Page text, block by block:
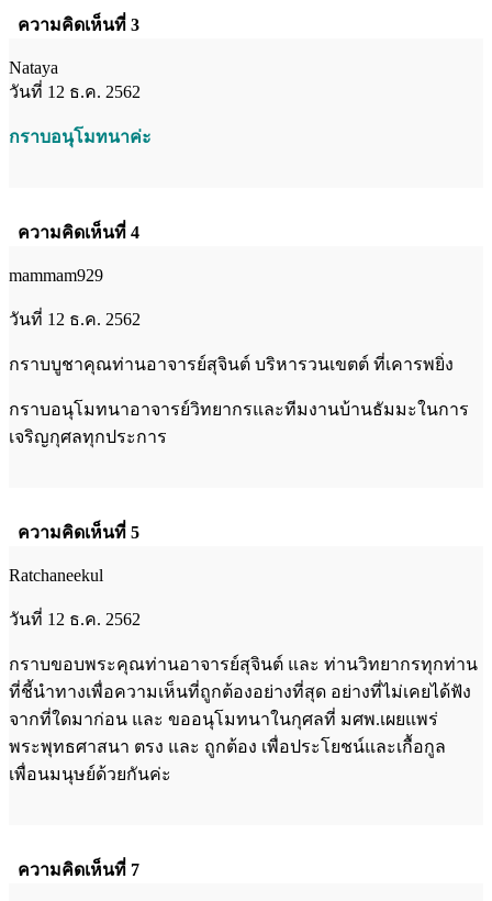
ความคิดเห็นที่ 3
Nataya
วันที่ 12 ธ.ค. 2562
กราบอนุโมทนาค่ะ
ความคิดเห็นที่ 4
mammam929
วันที่ 12 ธ.ค. 2562
กราบบูชาคุณท่านอาจารย์สุจินต์ บริหารวนเขตต์ ที่เคารพยิ่ง
กราบอนุโมทนาอาจารย์วิทยากรและทีมงานบ้านธัมมะในการ
เจริญกุศลทุกประการ
ความคิดเห็นที่ 5
Ratchaneekul
วันที่ 12 ธ.ค. 2562
กราบขอบพระคุณท่านอาจารย์สุจินต์ และ ท่านวิทยากรทุกท่าน
ที่ชี้นำทางเพื่อความเห็นที่ถูกต้องอย่างที่สุด อย่างที่ไม่เคยได้ฟัง
จากที่ใดมาก่อน และ ขออนุโมทนาในกุศลที่ มศพ.เผยแพร่
พระพุทธศาสนา ตรง และ ถูกต้อง เพื่อประโยชน์และเกื้อกูล
เพื่อนมนุษย์ด้วยกันค่ะ
ความคิดเห็นที่ 7